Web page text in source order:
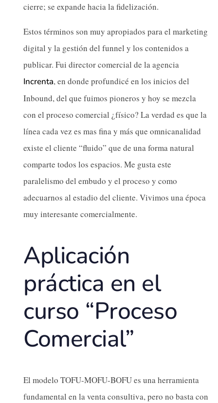
cierre; se expande hacia la fidelización.
Estos términos son muy apropiados para el marketing
digital y la gestión del funnel y los contenidos a
publicar. Fui director comercial de la agencia
Increnta, en donde profundicé en los inicios del
Inbound, del que fuimos pioneros y hoy se mezcla
con el proceso comercial ¿físico? La verdad es que la
línea cada vez es mas fina y más que omnicanalidad
existe el cliente “fluido” que de una forma natural
comparte todos los espacios. Me gusta este
paralelismo del embudo y el proceso y como
adecuarnos al estadio del cliente. Vivimos una época
muy interesante comercialmente.
Aplicación
práctica en el
curso “Proceso
Comercial”
El modelo TOFU-MOFU-BOFU es una herramienta
fundamental en la venta consultiva, pero no basta con